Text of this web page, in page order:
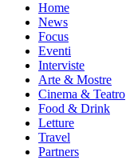
Home
News
Focus
Eventi
Interviste
Arte & Mostre
Cinema & Teatro
Food & Drink
Letture
Travel
Partners